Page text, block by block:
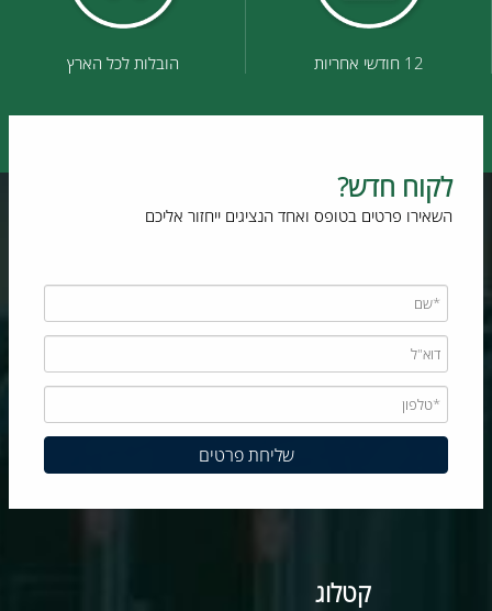
12 חודשי אחריות הובלות לכל הארץ
לקוח חדש?
השאירו פרטים בטופס ואחד הנציגים ייחזור אליכם
קטלוג